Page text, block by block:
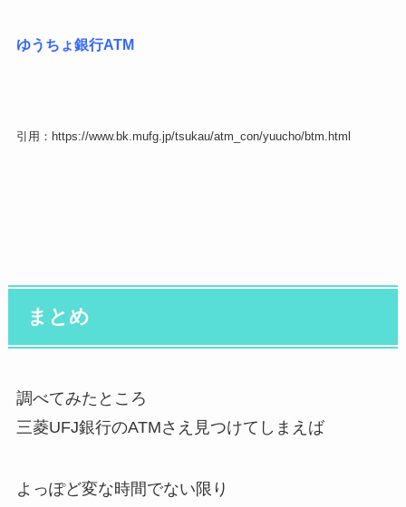
ゆうちょ銀行ATM
引用：https://www.bk.mufg.jp/tsukau/atm_con/yuucho/btm.html
まとめ
調べてみたところ
三菱UFJ銀行のATMさえ見つけてしまえば
よっぽど変な時間でない限り